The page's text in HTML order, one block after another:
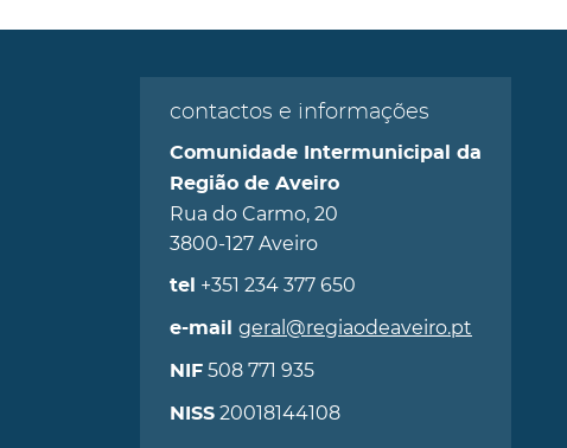
contactos e informações
Comunidade Intermunicipal da
Região de Aveiro
Rua do Carmo, 20
3800-127 Aveiro
tel +351 234 377 650
e-mail geral@regiaodeaveiro.pt
NIF508 771 935
NISS20018144108